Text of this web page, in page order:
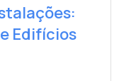
Edifícios